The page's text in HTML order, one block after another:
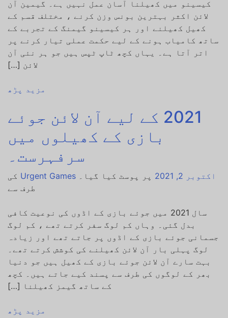
کیسینو میں کھیلنا آسان عمل نہیں ہے۔ گیمین آن
لائن اکثر بہترین بونس وزن کرنے ، مختلف قسم کے
کھیل کھیلنے اور ہر کیسینو گیمنگ کے تجربے کے
ساتھ کامیاب ہونے کے لیے حکمت عملی تیار کرنے پر
اتر آتا ہے۔ یہاں کچھ ٹاپ ٹپس ہیں جو ہر نئی آن
لائن […]
مزید پڑھ
2021 کے لیے آن لائن جوئے
بازی کے کھیلوں میں
سرفہرست۔
اکتوبر 2, 2021 پر پوسٹ کیا گیا۔ Urgent Games کی
طرف سے
سال 2021 میں جوئے بازی کے اڈوں کی نوعیت کافی
بدل گئی۔ وہاں کم لوگ سفر کرتے تھے ، کم لوگ
جسمانی جوئے بازی کے اڈوں پر جاتے تھے اور زیادہ
لوگ پہلی بار آن لائن کھیلنے کی کوشش کرتے تھے۔
بہت سارے آن لائن جوئے بازی کے کھیل ہیں جو دنیا
بھر کے لوگوں کی طرف سے پسند کیے جاتے ہیں۔ کچھ
کے ساتھ گیمز کھیلنا […]
مزید پڑھ